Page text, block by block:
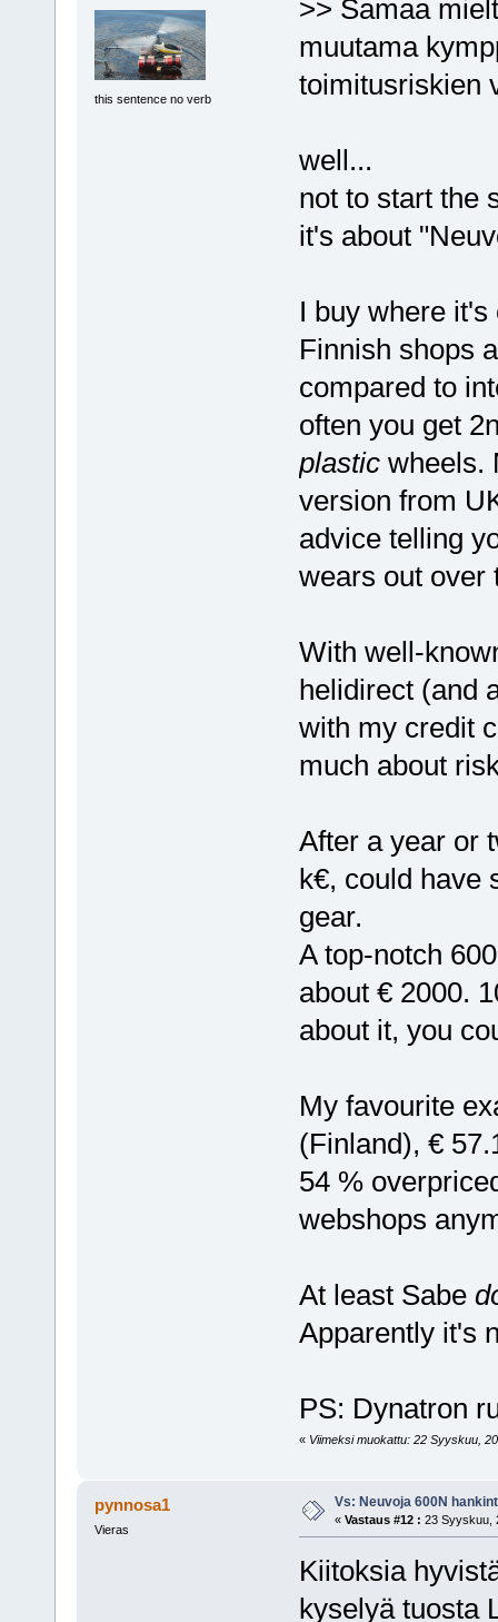
this sentence no verb
>> Samaa
muutama
toimitusriskien
well...
not to start the
it's about
I buy where
Finnish shops
compared to
often you get
plastic wheels.
version from
advice telling
wears out over
With well-
helidirect (and
with my credit
much about
After a year or
k€, could have
gear.
A top-notch
about € 2000.
about it, you
My favourite
(Finland), €
54 %
webshops
At least Sabe
Apparently it's
PS: Dynatron
« Viimeksi muokattu: 22 Syyskuu,
pynnosa1
Vieras
Vs: Neuvoja 600N
« Vastaus #12 : 23 Syyskuu,
Kiitoksia
kyselyä tuosta